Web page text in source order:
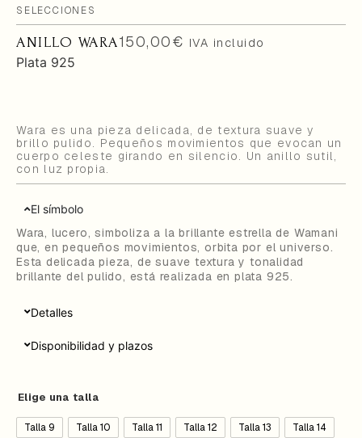
SELECCIONES
ANILLO WARA150,00€ IVA incluido
Plata 925
Wara es una pieza delicada, de textura suave y
brillo pulido. Pequeños movimientos que evocan un
cuerpo celeste girando en silencio. Un anillo sutil,
con luz propia.
El símbolo
Wara, lucero, simboliza a la brillante estrella de Wamani
que, en pequeños movimientos, orbita por el universo.
Esta delicada pieza, de suave textura y tonalidad
brillante del pulido, está realizada en plata 925.
Detalles
Disponibilidad y plazos
Elige una talla
Talla 9 Talla 10 Talla 11 Talla 12 Talla 13
Talla 14